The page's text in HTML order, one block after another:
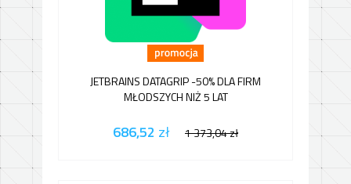
JETBRAINS DATAGRIP -50% DLA FIRM
MŁODSZYCH NIŻ 5 LAT
686,52 zł 1 373,04zł